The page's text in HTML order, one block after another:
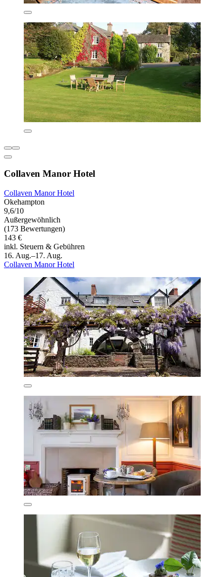
Collaven Manor Hotel
Collaven Manor Hotel
Okehampton
9,6/10
Außergewöhnlich
(173 Bewertungen)
143 €
inkl. Steuern & Gebühren
16. Aug.–17. Aug.
Collaven Manor Hotel